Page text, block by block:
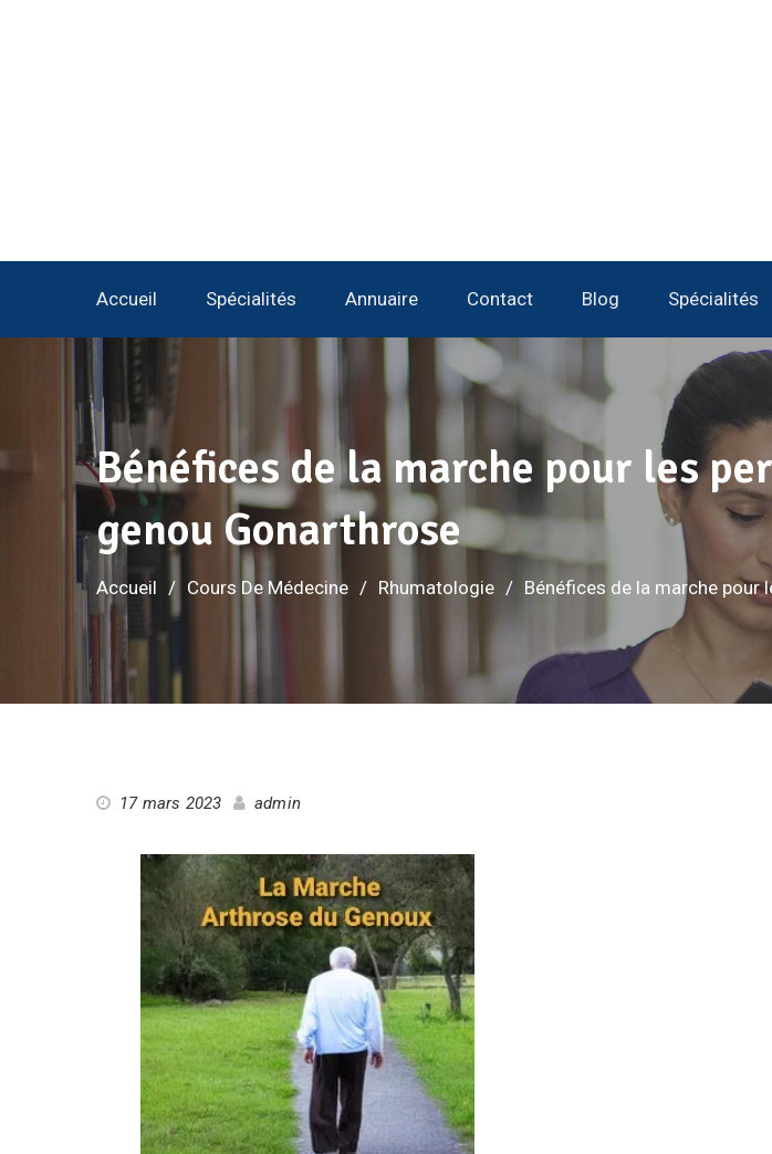
Accueil Spécialités Annuaire Contact Blog Spécialités
Bénéfices de la marche pour les
genou Gonarthrose
Accueil Cours De Médecine Rhumatologie Bénéfices de la marche pour
17 mars 2023 admin